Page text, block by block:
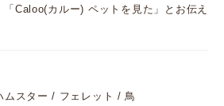
Caloo(カルー) ペットを見た」とお伝え
スター / フェレット / 鳥